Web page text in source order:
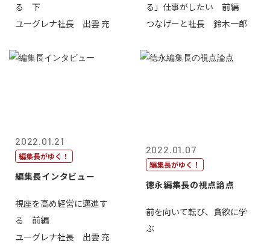
る 下
ユーグレナ社長 出雲 充
る」仕事がしたい 前編
つなげーと社長 鈴木一郎
2022.01.21
編集長がゆく！
編集長インタビュー
視座を高め経営に邁進す
る 前編
ユーグレナ社長 出雲 充
2022.01.07
編集長がゆく！
徳永編集長の視点論点
前を向いて転び、貪欲に学
ぶ